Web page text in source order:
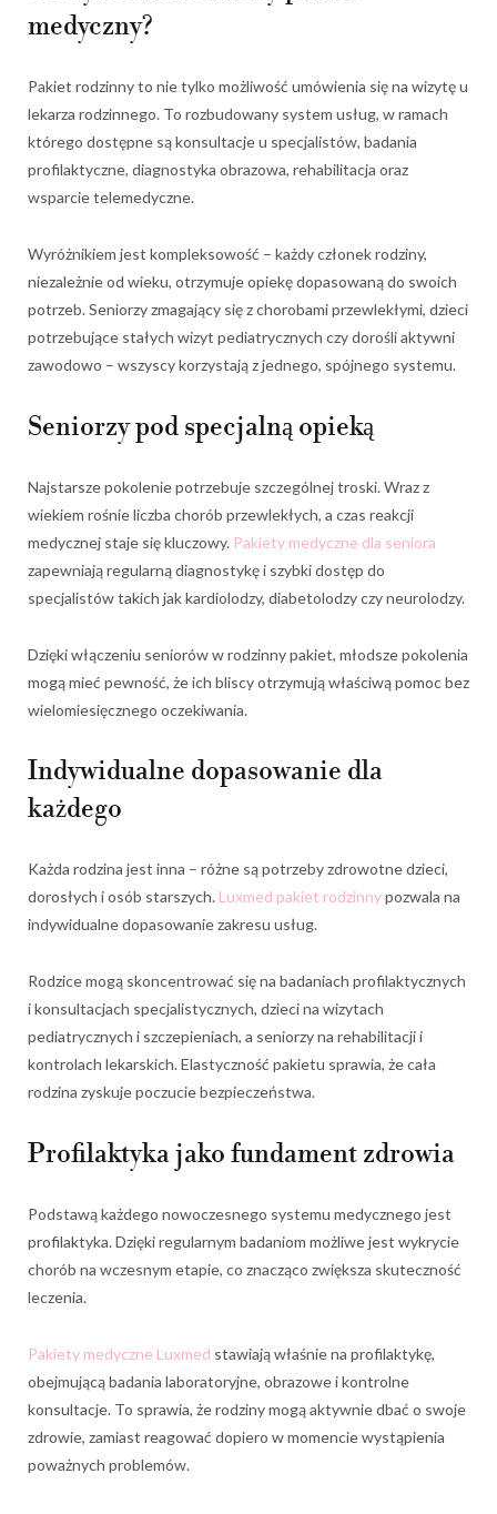
medyczny?
Pakiet rodzinny to nie tylko możliwość umówienia się na wizytę u
lekarza rodzinnego. To rozbudowany system usług, w ramach
którego dostępne są konsultacje u specjalistów, badania
profilaktyczne, diagnostyka obrazowa, rehabilitacja oraz
wsparcie telemedyczne.
Wyróżnikiem jest kompleksowość – każdy członek rodziny,
niezależnie od wieku, otrzymuje opiekę dopasowaną do swoich
potrzeb. Seniorzy zmagający się z chorobami przewlekłymi, dzieci
potrzebujące stałych wizyt pediatrycznych czy dorośli aktywni
zawodowo – wszyscy korzystają z jednego, spójnego systemu.
Seniorzy pod specjalną opieką
Najstarsze pokolenie potrzebuje szczególnej troski. Wraz z
wiekiem rośnie liczba chorób przewlekłych, a czas reakcji
medycznej staje się kluczowy. Pakiety medyczne dla seniora
zapewniają regularną diagnostykę i szybki dostęp do
specjalistów takich jak kardiolodzy, diabetolodzy czy neurolodzy.
Dzięki włączeniu seniorów w rodzinny pakiet, młodsze pokolenia
mogą mieć pewność, że ich bliscy otrzymują właściwą pomoc bez
wielomiesięcznego oczekiwania.
Indywidualne dopasowanie dla
każdego
Każda rodzina jest inna – różne są potrzeby zdrowotne dzieci,
dorosłych i osób starszych. Luxmed pakiet rodzinnypozwala na
indywidualne dopasowanie zakresu usług.
Rodzice mogą skoncentrować się na badaniach profilaktycznych
i konsultacjach specjalistycznych, dzieci na wizytach
pediatrycznych i szczepieniach, a seniorzy na rehabilitacji i
kontrolach lekarskich. Elastyczność pakietu sprawia, że cała
rodzina zyskuje poczucie bezpieczeństwa.
Profilaktyka jako fundament zdrowia
Podstawą każdego nowoczesnego systemu medycznego jest
profilaktyka. Dzięki regularnym badaniom możliwe jest wykrycie
chorób na wczesnym etapie, co znacząco zwiększa skuteczność
leczenia.
Pakiety medyczne Luxmed stawiają właśnie na profilaktykę,
obejmującą badania laboratoryjne, obrazowe i kontrolne
konsultacje. To sprawia, że rodziny mogą aktywnie dbać o swoje
zdrowie, zamiast reagować dopiero w momencie wystąpienia
poważnych problemów.